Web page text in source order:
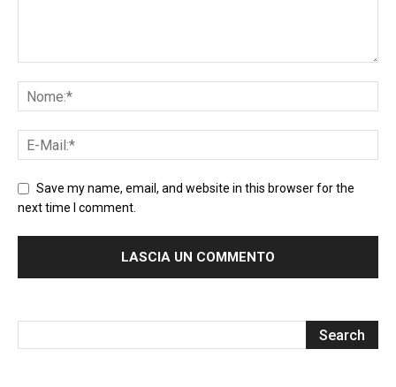
Save my name, email, and website in this browser for the
next time I comment.